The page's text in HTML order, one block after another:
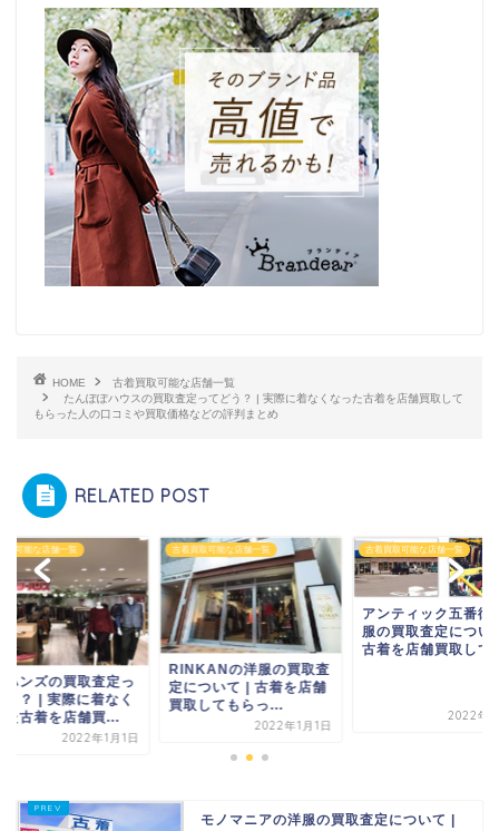
HOME
古着買取可能な店舗一覧
たんぽぽハウスの買取査定ってどう？ | 実際に着なくなった古着を店舗買取して
もらった人の口コミや買取価格などの評判まとめ
RELATED POST
取可能な店舗一覧
ハンズの買取査定っ
う？ | 実際に着なく
た古着を店舗買...
2022年1月1日
古着買取可能な店舗一覧
RINKANの洋服の買取査
定について | 古着を店舗
買取してもらっ...
2022年1月1日
古着買取可能な店舗一覧
アンティック五番街
服の買取査定につい
古着を店舗買取して
2022年1
モノマニアの洋服の買取査定について |